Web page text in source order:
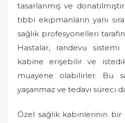
tasarlanmış ve
tıbbi ekipmanların yanı
sağlık profesyonelleri
Hastalar, randevu sistemi
kabine erişebilir ve
muayene olabilirler. Bu
yaşanmaz ve tedavi süreci
Özel sağlık kabinlerinin bir